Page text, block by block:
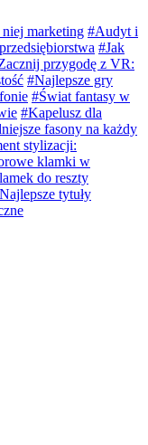
niej marketing #Audyt i
#Jak
przygodę z VR:
#Najlepsze gry
#Świat fantasy w
#Kapelusz dla
fasony na każdy
stylizacji:
klamki w
do reszty
tytuły